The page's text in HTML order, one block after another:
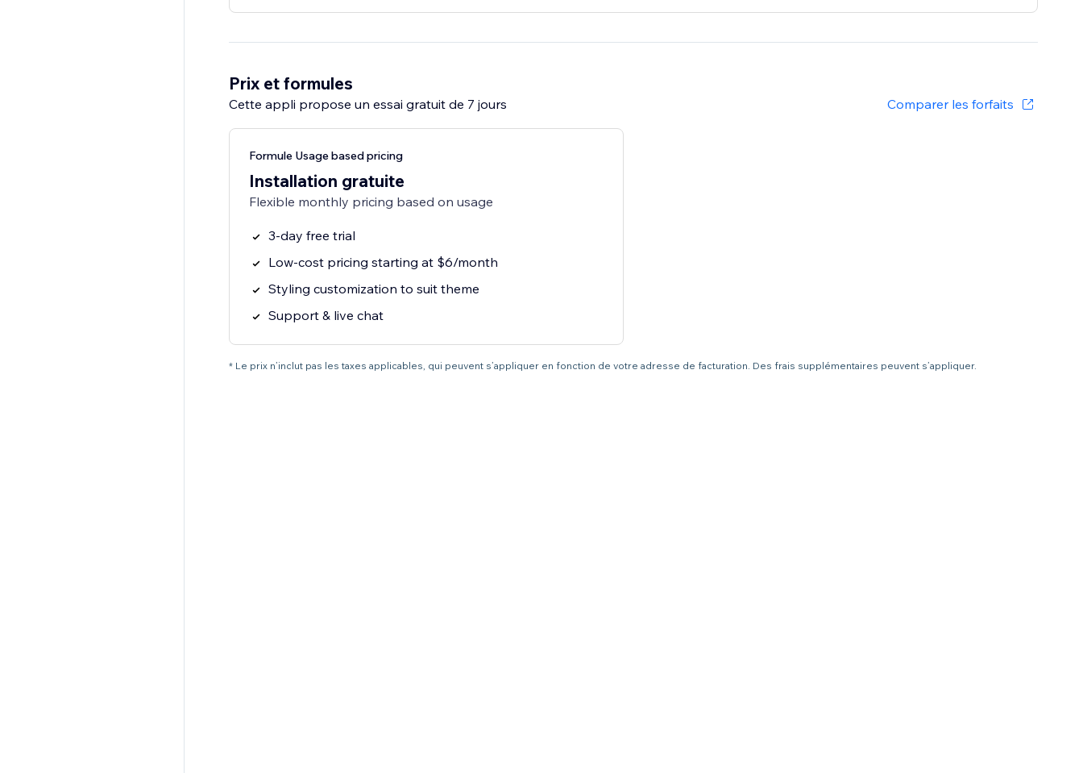
Prix et formules
Cette appli propose un essai gratuit de 7 jours Comparer les forfaits
Formule Usage based pricing
Installation gratuite
Flexible monthly pricing based on usage
3-day free trial
Low-cost pricing starting at $6/month
Styling customization to suit theme
Support & live chat
* Le prix n’inclut pas les taxes applicables, qui peuvent s’appliquer en fonction de votre adresse de facturation. Des frais supplémentaires peuvent s’appliquer.